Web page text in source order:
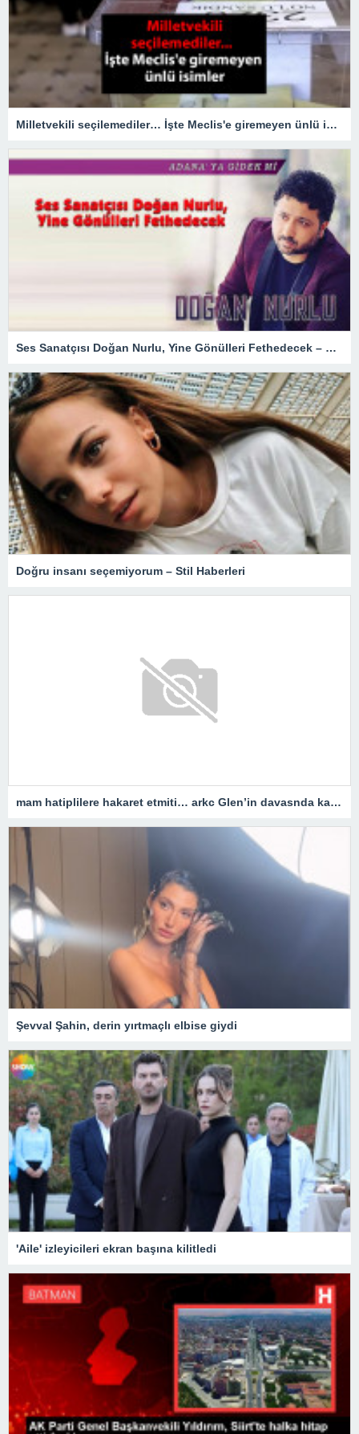
Milletvekili seçilemediler… İşte Meclis'e giremeyen ünlü isimler
Ses Sanatçısı Doğan Nurlu, Yine Gönülleri Fethedecek – Magazin
Doğru insanı seçemiyorum – Stil Haberleri
mam hatiplilere hakaret etmiti… arkc Glen’in davasnda karar belli oldu
Şevval Şahin, derin yırtmaçlı elbise giydi
'Aile' izleyicileri ekran başına kilitledi